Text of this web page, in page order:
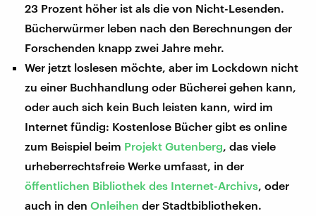
23 Prozent höher ist als die von Nicht-Lesenden.
Bücherwürmer leben nach den Berechnungen der
Forschenden knapp zwei Jahre mehr.
Wer jetzt loslesen möchte, aber im Lockdown nicht
zu einer Buchhandlung oder Bücherei gehen kann,
oder auch sich kein Buch leisten kann, wird im
Internet fündig: Kostenlose Bücher gibt es online
zum Beispiel beim Projekt Gutenberg , das viele
urheberrechtsfreie Werke umfasst, in der
öffentlichen Bibliothek des Internet-Archivs , oder
auch in denOnleihen der Stadtbibliotheken.